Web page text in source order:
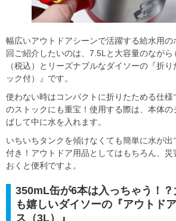
幅広いアウトドアシーンで活躍する給水用
回ご紹介したいのは、7.5Lと大容量のながら
（税込）とリーズナブルなダイソーの『折
ック付）』です。
使わない時はコンパクトに折りたためる仕
のストックにも重宝！使用する際は、本体
ばして中に水を入れます。
いちいちタンクを傾けなくても簡単に水が出
付き！アウトドア用品としてはもちろん、災
おくと便利ですよ。
350mL缶が6本は入っちゃう！？
も嬉しいダイソーの『アウトド
ス（3L）』